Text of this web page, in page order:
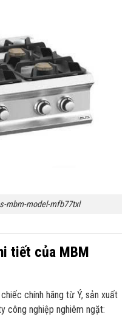
mbm-model-mfb77txl
tiết của MBM
chính hãng từ Ý, sản xuất
công nghiệp nghiêm ngặt: